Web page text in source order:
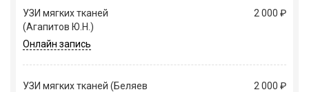
УЗИ мягких тканей
(Агапитов Ю.Н.)
2 000 ₽
Онлайн запись
УЗИ мягких тканей (Беляев
2 000 ₽